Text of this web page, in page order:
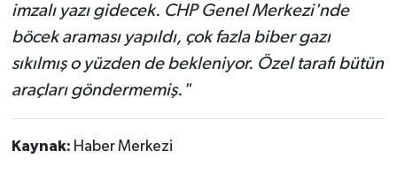
imzalı yazı gidecek. CHP Genel Merkezi'nde
böcek araması yapıldı, çok fazla biber gazı
sıkılmış o yüzden de bekleniyor. Özel tarafı bütün
araçları göndermemiş."
Kaynak: Haber Merkezi